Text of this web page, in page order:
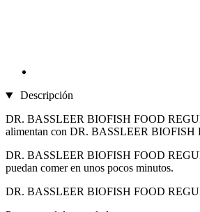
Descripción
DR. BASSLEER BIOFISH FOOD
alimentan con DR. BASSLEER BIOFISH
DR. BASSLEER BIOFISH FOOD
puedan comer en unos pocos minutos.
DR. BASSLEER BIOFISH FOOD